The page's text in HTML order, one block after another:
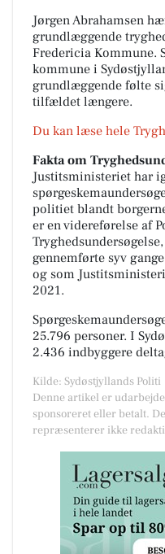
Jørgen Abrahamsen
grundlæggende
Fredericia Kommune.
kommune i
grundlæggende følte
tilfældet længere.
Du kan læse hele
Fakta om
Justitsministeriet har
politiet blandt
er en videreførelse af
gennemførte syv
og som
2021.
25.796 personer. I
2.436 indbyggere
Kilde: Sydøstjyllands Politi
Denne artikel er
sponsoreret eller betalt.
repræsenterer ikke